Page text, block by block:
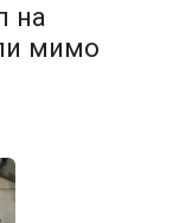
на
мимо